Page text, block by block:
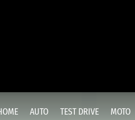
AUTO TEST DRIVE MOTO